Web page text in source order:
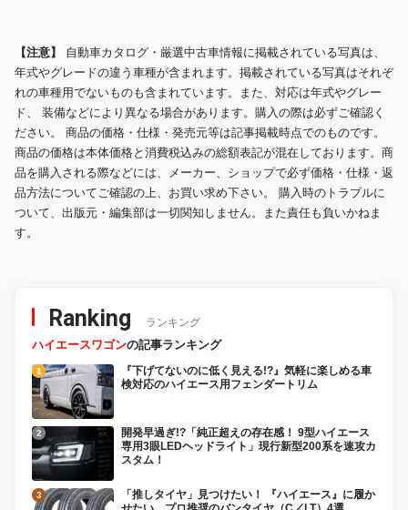
【注意】 自動車カタログ・厳選中古車情報に掲載されている写真は、
年式やグレードの違う車種が含まれます。掲載されている写真はそれぞ
れの車種用でないものも含まれています。また、対応は年式やグレー
ド、 装備などにより異なる場合があります。購入の際は必ずご確認く
ださい。 商品の価格・仕様・発売元等は記事掲載時点でのものです。
商品の価格は本体価格と消費税込みの総額表記が混在しております。商
品を購入される際などには、メーカー、ショップで必ず価格・仕様・返
品方法についてご確認の上、お買い求め下さい。 購入時のトラブルに
ついて、出版元・編集部は一切関知しません。また責任も負いかねま
す。
Ranking ランキング
ハイエースワゴンの記事ランキング
『下げてないのに低く見える!?』気軽に楽しめる車
検対応のハイエース用フェンダートリム
開発早過ぎ!?「純正超えの存在感！ 9型ハイエース
専用3眼LEDヘッドライト」現行新型200系を速攻カ
スタム！
「推しタイヤ」見つけたい！ 『ハイエース』に履か